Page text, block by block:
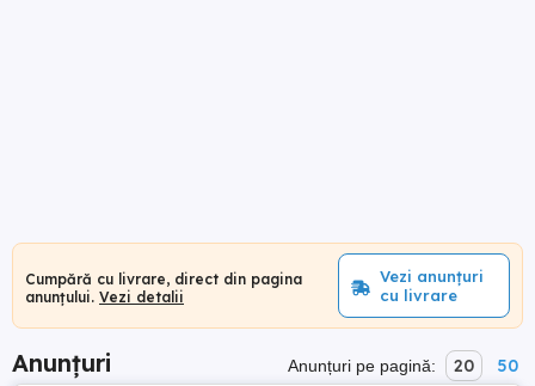
Cumpără cu livrare, direct din pagina
anunțului. Vezi detalii
Vezi anunțuri
cu livrare
Anunțuri Anunțuri pe pagină: 20 50